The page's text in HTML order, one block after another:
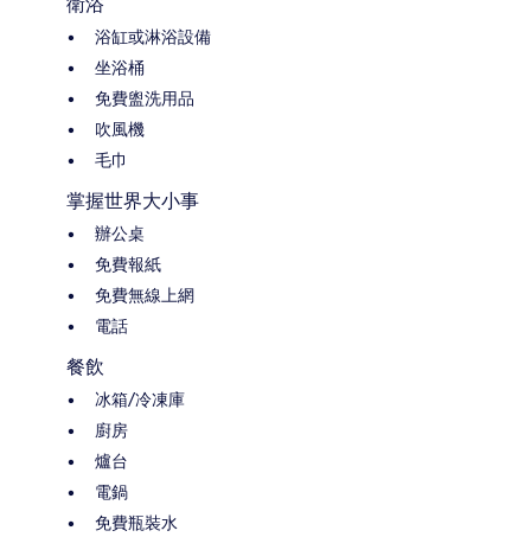
浴缸或淋浴設備
坐浴桶
免費盥洗用品
吹風機
毛巾
掌握世界大小事
辦公桌
免費報紙
免費無線上網
電話
餐飲
冰箱/冷凍庫
廚房
爐台
電鍋
免費瓶裝水